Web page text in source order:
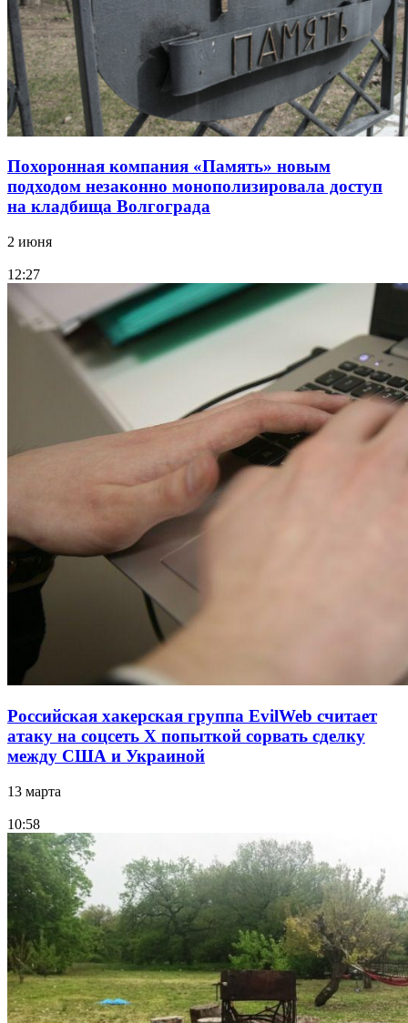
Похоронная компания «Память» новым
подходом незаконно монополизировала доступ
на кладбища Волгограда
2 июня
12:27
Российская хакерская группа EvilWeb считает
атаку на соцсеть Х попыткой сорвать сделку
между США и Украиной
13 марта
10:58